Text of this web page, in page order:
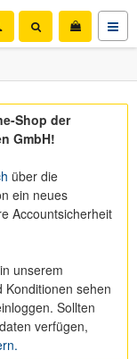
Shop der
GmbH!
über die
ein neues
Accountsicherheit
unserem
Konditionen sehen
Sollten
verfügen,